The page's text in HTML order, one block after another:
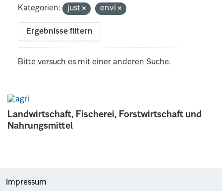
Landwirtschaft, Fischerei, Forstwirtschaft und
Nahrungsmittel
Kategorien:
just envi
Ergebnisse filtern
Bitte versuch es mit einer anderen Suche.
Impressum